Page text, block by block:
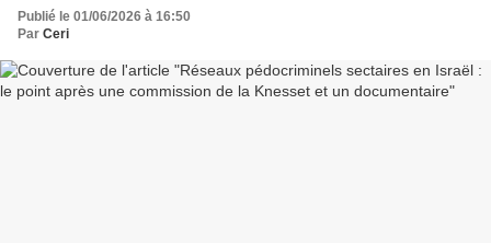
Publié le 01/06/2026 à 16:50
Par Ceri